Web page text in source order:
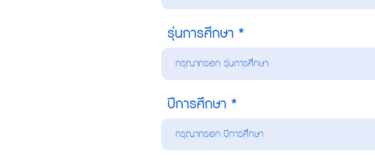
รุ่นการศึกษา
ปีการศึกษา